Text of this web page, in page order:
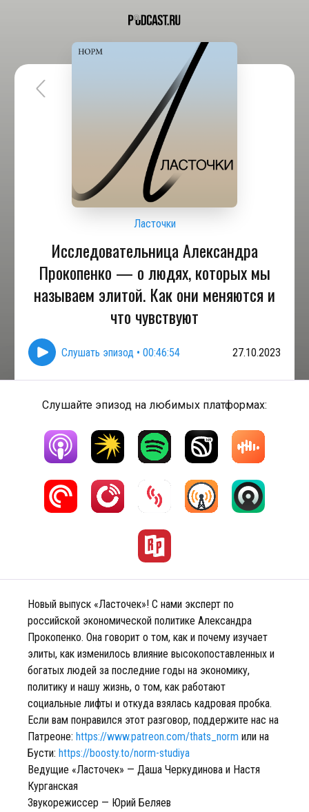
Ласточки
Исследовательница Александра
Прокопенко — о людях, которых мы
называем элитой. Как они меняются и
что чувствуют
Слушать эпизод • 00:46:54 27.10.2023
Слушайте эпизод на любимых платформах:
Новый выпуск «Ласточек»! С нами эксперт по
российской экономической политике Александра
Прокопенко. Она говорит о том, как и почему изучает
элиты, как изменилось влияние высокопоставленных и
богатых людей за последние годы на экономику,
политику и нашу жизнь, о том, как работают
социальные лифты и откуда взялась кадровая пробка.
Если вам понравился этот разговор, поддержите нас на
Патреоне: https://www.patreon.com/thats_norm или на
Бусти: https://boosty.to/norm-studiya
Ведущие «Ласточек» — Даша Черкудинова и Настя
Курганская
Звукорежиссер — Юрий Беляев